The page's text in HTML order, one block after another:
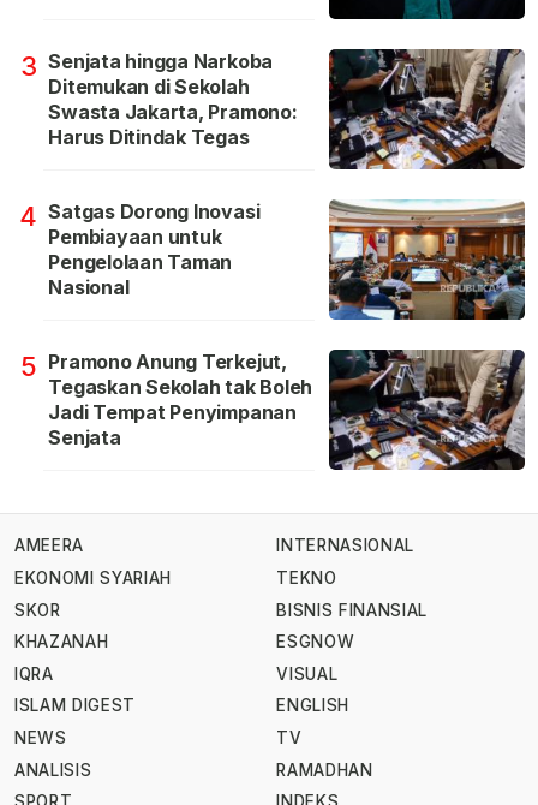
3 Senjata hingga Narkoba
Ditemukan di Sekolah
Swasta Jakarta, Pramono:
Harus Ditindak Tegas
4 Satgas Dorong Inovasi
Pembiayaan untuk
Pengelolaan Taman
Nasional
5 Pramono Anung Terkejut,
Tegaskan Sekolah tak Boleh
Jadi Tempat Penyimpanan
Senjata
AMEERA
EKONOMI SYARIAH
SKOR
KHAZANAH
IQRA
ISLAM DIGEST
NEWS
ANALISIS
INTERNASIONAL
TEKNO
BISNIS FINANSIAL
ESGNOW
VISUAL
ENGLISH
TV
RAMADHAN